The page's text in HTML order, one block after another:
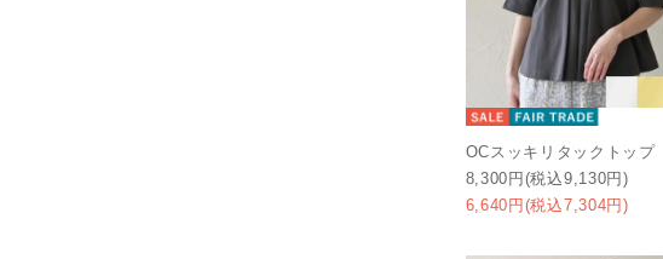
OCスッキリタックトップ
8,300円(税込9,130円)
6,640円(税込7,304円)